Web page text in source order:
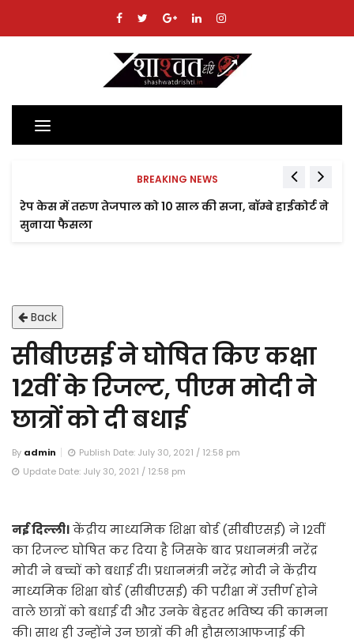
Toggle
navigation
BREAKING NEWS
रेप केस में तरुण तेजपाल को 10 साल की सजा, बॉम्बे हाईकोर्ट ने
सुनाया फैसला
Back
सीबीएसई ने घोषित किए कक्षा
12वीं के रिजल्ट, पीएम मोदी ने
छात्रों को दी बधाई
By admin
Publish Date: July 30, 2021 / 12:58 pm
Update Date: July 30, 2021 / 12:58 pm
नई दिल्ली।केंद्रीय माध्यमिक शिक्षा बोर्ड (सीबीएसई) ने 12वीं
का रिजल्ट घोषित कर दिया है जिसके बाद प्रधानमंत्री नरेंद्र
मोदी ने बच्चों को बधाई दी। प्रधानमंत्री नरेंद्र मोदी ने केंद्रीय
माध्यमिक शिक्षा बोर्ड (सीबीएसई) की परीक्षा में उत्तीर्ण होने
वाले छात्रों को बधाई दी और उनके बेहतर भविष्य की कामना
की। साथ ही उन्होंने उन छात्रों की भी हौसलाआफजाई की